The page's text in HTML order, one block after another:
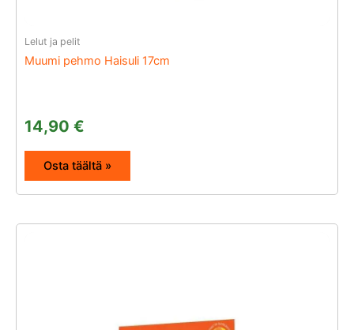
Lelut ja pelit
Muumi pehmo Haisuli 17cm
14,90 €
Osta täältä »